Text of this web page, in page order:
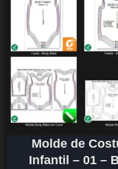
Molde de
Infantil – 01 –